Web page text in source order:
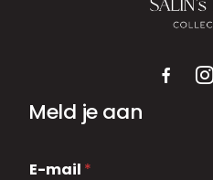
Meld je aan
-
E-mail *